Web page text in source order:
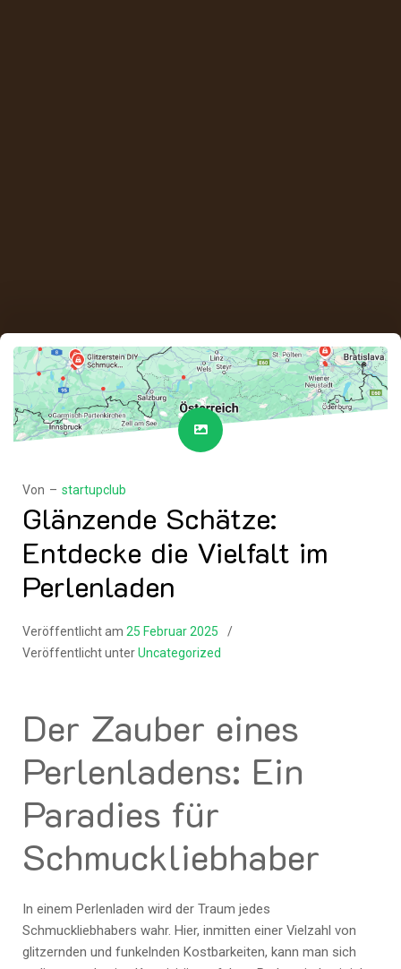
Von – startupclub
Glänzende Schätze:
Entdecke die Vielfalt im
Perlenladen
Veröffentlicht am 25 Februar 2025
Veröffentlicht unterUncategorized
Der Zauber eines
Perlenladens: Ein
Paradies für
Schmuckliebhaber
In einem Perlenladen wird der Traum jedes
Schmuckliebhabers wahr. Hier, inmitten einer Vielzahl von
glitzernden und funkelnden Kostbarkeiten, kann man sich